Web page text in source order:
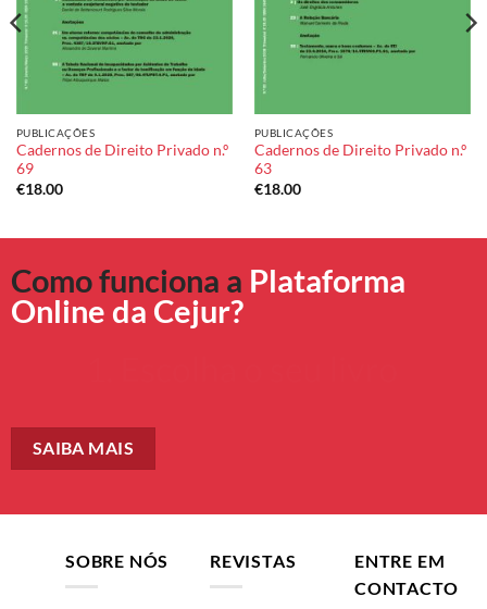
PUBLICAÇÕES
Cadernos de Direito Privado n.º
69
€18.00
PUBLICAÇÕES
Cadernos de Direito Privado n.º
63
€18.00
Como funciona a Plataforma
Online da Cejur?
SAIBA MAIS
SOBRE NÓS REVISTAS
ENTRE EM
CONTACTO